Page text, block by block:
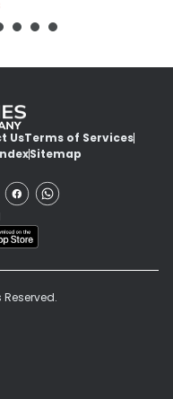
UsTerms of Services
Sitemap
Reserved.